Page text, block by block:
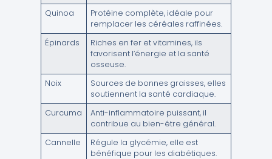
Quinoa
Protéine complète, idéale pour
remplacer les céréales raffinées.
Épinards
Riches en fer et vitamines, ils
favorisent l’énergie et la santé
osseuse.
Noix
Sources de bonnes graisses, elles
soutiennent la santé cardiaque.
Curcuma
Anti-inflammatoire puissant, il
contribue au bien-être général.
Cannelle
Régule la glycémie, elle est
bénéfique pour les diabétiques.